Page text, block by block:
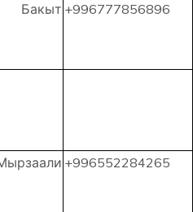
Бакыт +996777856896
+996552284265